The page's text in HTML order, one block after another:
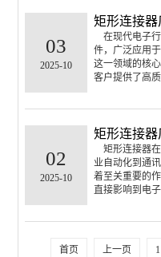
03
2025-10
在现代电子行
件，广泛应用
这一领域的核
客户提供了高
02
2025-10
矩形连接器在
业自动化到通
着至关重要的
直接影响到电
首页 上一页 1